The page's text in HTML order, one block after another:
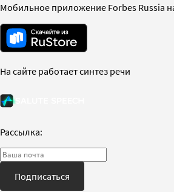
Мобильное приложение Forbes Russia
На сайте работает синтез речи
Рассылка:
Подписаться